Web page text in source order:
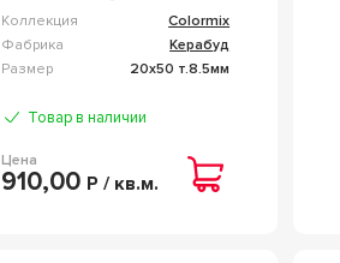
Коллекция
Colormix
Фабрика
Керабуд
Размер
20x50 т.8.5мм
Товар в наличии
Цена
910,00 Р / кв.м.